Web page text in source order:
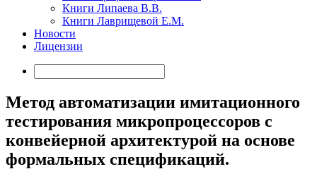
Книги Липаева В.В.
Книги Лаврищевой Е.М.
Новости
Лицензии
Метод автоматизации имитационного
тестирования микропроцессоров с
конвейерной архитектурой на основе
формальных спецификаций.